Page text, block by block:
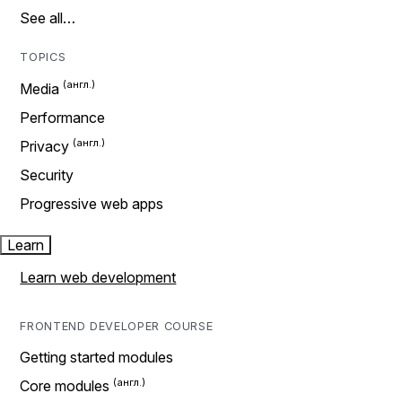
See all…
TOPICS
Media
Performance
Privacy
Security
Progressive web apps
Learn
Learn web development
FRONTEND DEVELOPER COURSE
Getting started modules
Core modules